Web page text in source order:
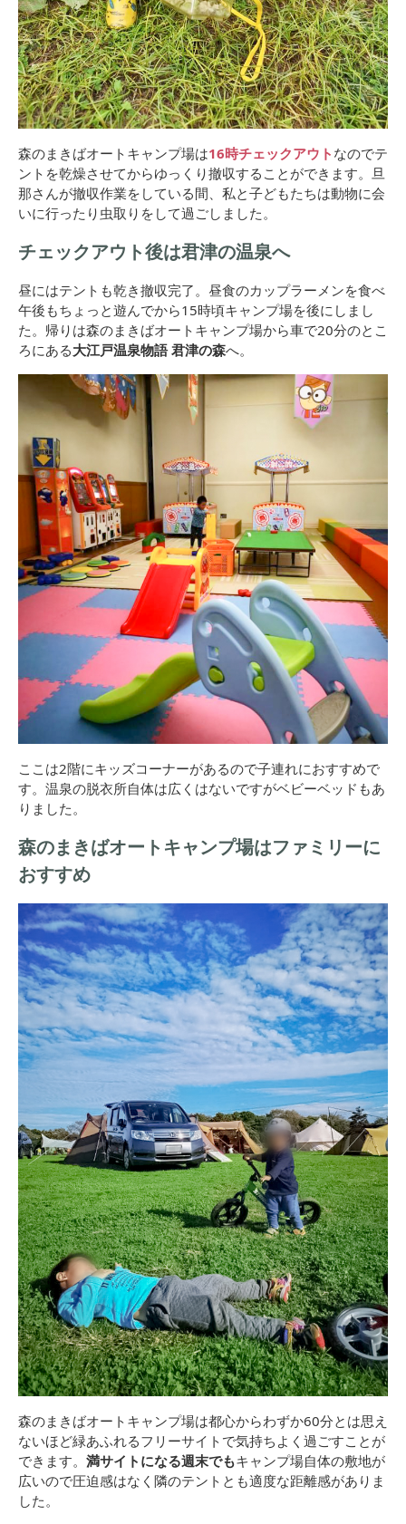
森のまきばオートキャンプ場は16時チェックアウト なのでテ
ントを乾燥させてからゆっくり撤収することができます。旦
那さんが撤収作業をしている間、私と子どもたちは動物に会
いに行ったり虫取りをして過ごしました。
チェックアウト後は君津の温泉へ
昼にはテントも乾き撤収完了。昼食のカップラーメンを食べ
午後もちょっと遊んでから15時頃キャンプ場を後にしまし
た。帰りは森のまきばオートキャンプ場から車で20分のとこ
ろにある大江戸温泉物語 君津の森へ。
ここは2階にキッズコーナーがあるので子連れにおすすめで
す。温泉の脱衣所自体は広くはないですがベビーベッドもあ
りました。
森のまきばオートキャンプ場はファミリーに
おすすめ
森のまきばオートキャンプ場は都心からわずか60分とは思え
ないほど緑あふれるフリーサイトで気持ちよく過ごすことが
できます。 満サイトになる週末でもキャンプ場自体の敷地が
広いので圧迫感はなく隣のテントとも適度な距離感がありま
した。